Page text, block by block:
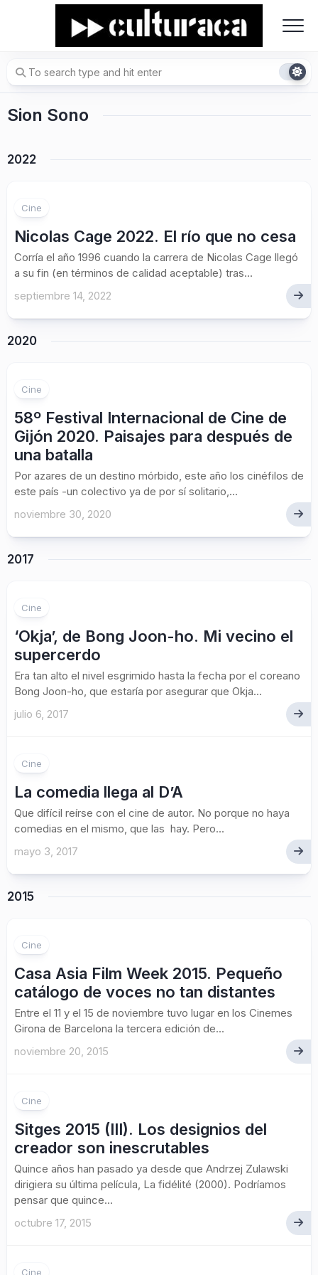
Sion Sono
2022
Cine
Nicolas Cage 2022. El río que no cesa
Corría el año 1996 cuando la carrera de Nicolas Cage llegó
a su fin (en términos de calidad aceptable) tras...
septiembre 14, 2022
2020
Cine
58º Festival Internacional de Cine de
Gijón 2020. Paisajes para después de
una batalla
Por azares de un destino mórbido, este año los cinéfilos de
este país -un colectivo ya de por sí solitario,...
noviembre 30, 2020
2017
Cine
‘Okja’, de Bong Joon-ho. Mi vecino el
supercerdo
Era tan alto el nivel esgrimido hasta la fecha por el coreano
Bong Joon-ho, que estaría por asegurar que Okja...
julio 6, 2017
Cine
La comedia llega al D’A
Que difícil reírse con el cine de autor. No porque no haya
comedias en el mismo, que las hay. Pero...
mayo 3, 2017
2015
Cine
Casa Asia Film Week 2015. Pequeño
catálogo de voces no tan distantes
Entre el 11 y el 15 de noviembre tuvo lugar en los Cinemes
Girona de Barcelona la tercera edición de...
noviembre 20, 2015
Cine
Sitges 2015 (III). Los designios del
creador son inescrutables
Quince años han pasado ya desde que Andrzej Zulawski
dirigiera su última película, La fidélité (2000). Podríamos
pensar que quince...
octubre 17, 2015
Cine